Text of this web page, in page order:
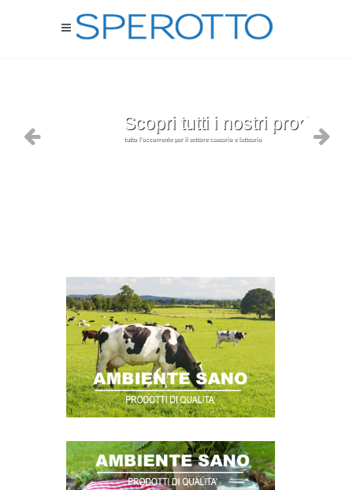
Scopri tutti i nostri prodotti
tutto l'occorrente per il settore caseario e latteario